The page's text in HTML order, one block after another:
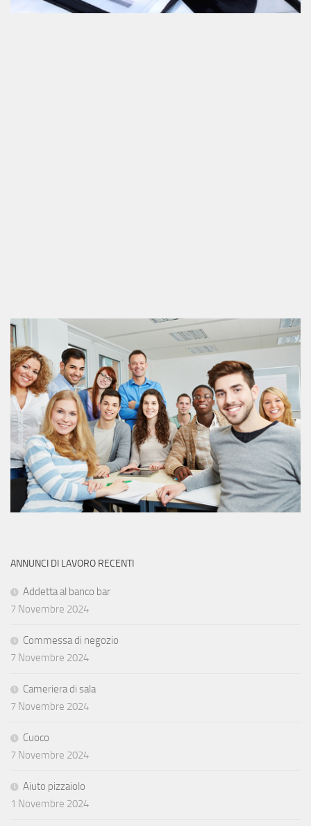
ANNUNCI DI LAVORO RECENTI
Addetta al banco bar
7 Novembre 2024
Commessa di negozio
7 Novembre 2024
Cameriera di sala
7 Novembre 2024
Cuoco
7 Novembre 2024
Aiuto pizzaiolo
1 Novembre 2024